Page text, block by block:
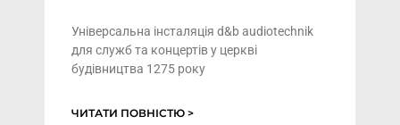
Універсальна інсталяція d&b audiotechnik
для служб та концертів у церкві
будівництва 1275 року
ЧИТАТИ ПОВНІСТЮ >